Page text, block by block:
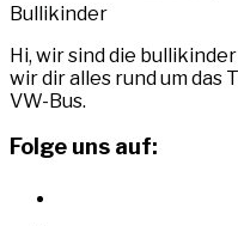
Bullikinder
Hi, wir sind die
wir dir alles rund um das
VW-Bus.
Folge uns auf: